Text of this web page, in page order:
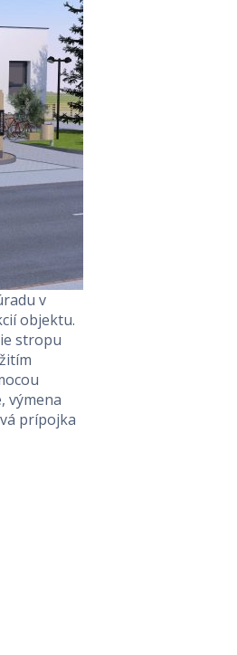
v
objektu.
stropu
výmena
prípojka